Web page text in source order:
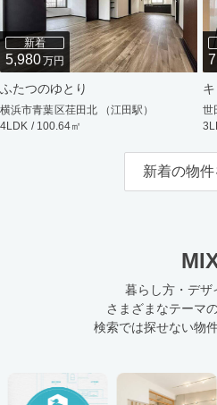
新着
5,980万円
ふたつのゆとり
横浜市青葉区荏田北 （江田駅）
4LDK / 100.64㎡
世
新着の物
暮らし方・デザ
さまざまなテーマ
検索では探せない物